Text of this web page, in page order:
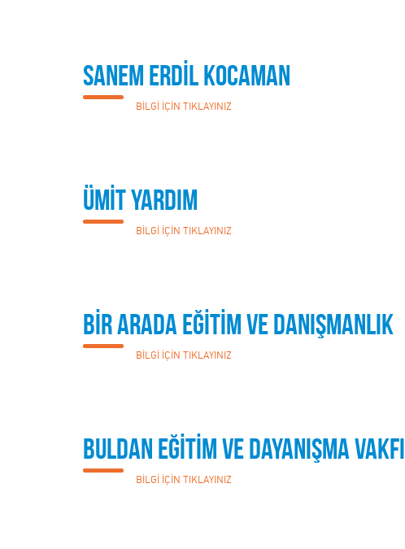
SANEM ERDİL KOCAMAN
BİLGİ İÇİN TIKLAYINIZ
ÜMİT YARDIM
BİLGİ İÇİN TIKLAYINIZ
BİR ARADA EĞİTİM VE DANIŞMANLIK
BİLGİ İÇİN TIKLAYINIZ
BULDAN EĞİTİM VE DAYANIŞMA VAKFI
BİLGİ İÇİN TIKLAYINIZ